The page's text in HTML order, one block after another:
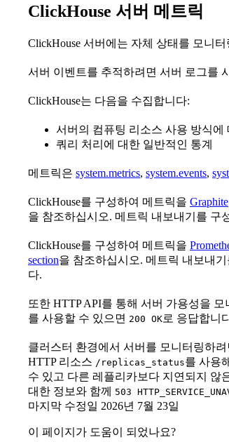
ClickHouse 서버 메트릭
ClickHouse 서버에는 자체 상태를 모니
서버 이벤트를 추적하려면 서버 로그를
ClickHouse는 다음을 수집합니다:
서버의 컴퓨팅 리소스 사용 방식에
쿼리 처리에 대한 일반적인 통계
메트릭은 system.metrics, system.events,
ClickHouse를 구성하여 메트릭을 Graphite
을 참조하십시오. 메트릭 내보내기를 구
ClickHouse를 구성하여 메트릭을
section을 참조하십시오. 메트릭 내보내
다.
또한 HTTP API를 통해 서버 가용성을
를 사용할 수 있으면 200 OK로 응답합니
클러스터 환경에서 서버를 모니터링하려
HTTP 리소스 /replicas_status를 사용
수 있고 다른 레플리카보다 지연되지 않
대한 정보와 함께
503
마지막 수정일 2026년 7월 23일
이 페이지가 도움이 되었나요?